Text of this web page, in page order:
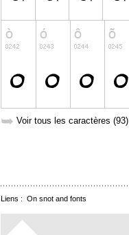
➥ Voir tous les caractères (93)
Liens : On snot and fonts